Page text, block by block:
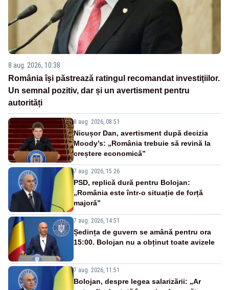
8 aug. 2026, 10:38
România își păstrează ratingul recomandat investițiilor.
Un semnal pozitiv, dar și un avertisment pentru
autorități
8 aug. 2026, 08:51
Nicușor Dan, avertisment după decizia
Moody’s: „România trebuie să revină la
creștere economică”
7 aug. 2026, 15:26
PSD, replică dură pentru Bolojan:
„România este într-o situație de forță
majoră”
7 aug. 2026, 14:51
Ședința de guvern se amână pentru ora
15:00. Bolojan nu a obținut toate avizele
7 aug. 2026, 11:51
Bolojan, despre legea salarizării: „Ar